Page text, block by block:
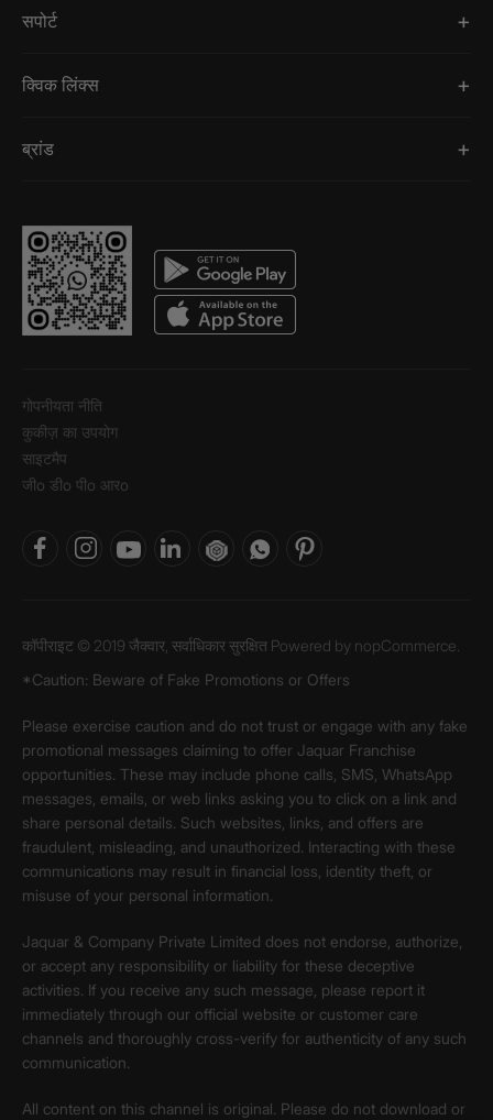
सपोर्ट
क्विक लिंक्स
ब्रांड
गोपनीयता नीति
कुकीज़ का उपयोग
साइटमैप
जीo डीo पीo आरo
कॉपीराइट © 2019 जैक्वार, सर्वाधिकार सुरक्षित Powered by nopCommerce.
*Caution: Beware of Fake Promotions or Offers
Please exercise caution and do not trust or engage with any fake
promotional messages claiming to offer Jaquar Franchise
opportunities. These may include phone calls, SMS, WhatsApp
messages, emails, or web links asking you to click on a link and
share personal details. Such websites, links, and offers are
fraudulent, misleading, and unauthorized. Interacting with these
communications may result in financial loss, identity theft, or
misuse of your personal information.
Jaquar & Company Private Limited does not endorse, authorize,
or accept any responsibility or liability for these deceptive
activities. If you receive any such message, please report it
immediately through our official website or customer care
channels and thoroughly cross-verify for authenticity of any such
communication.
All content on this channel is original. Please do not download or